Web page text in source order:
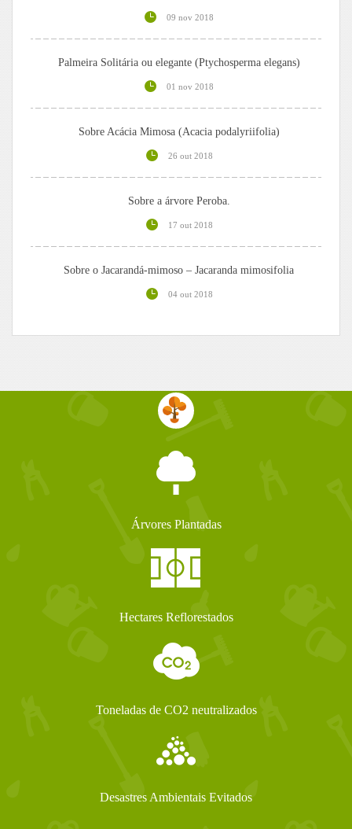
09 nov 2018
Palmeira Solitária ou elegante (Ptychosperma elegans)
01 nov 2018
Sobre Acácia Mimosa (Acacia podalyriifolia)
26 out 2018
Sobre a árvore Peroba.
17 out 2018
Sobre o Jacarandá-mimoso – Jacaranda mimosifolia
04 out 2018
Árvores Plantadas
Hectares Reflorestados
Toneladas de CO2 neutralizados
Desastres Ambientais Evitados